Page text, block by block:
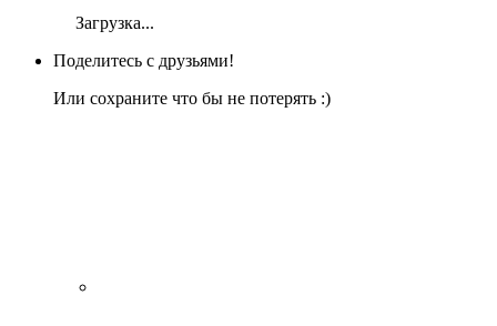
Загрузка...
Поделитесь с друзьями!
Или сохраните что бы не потерять :)